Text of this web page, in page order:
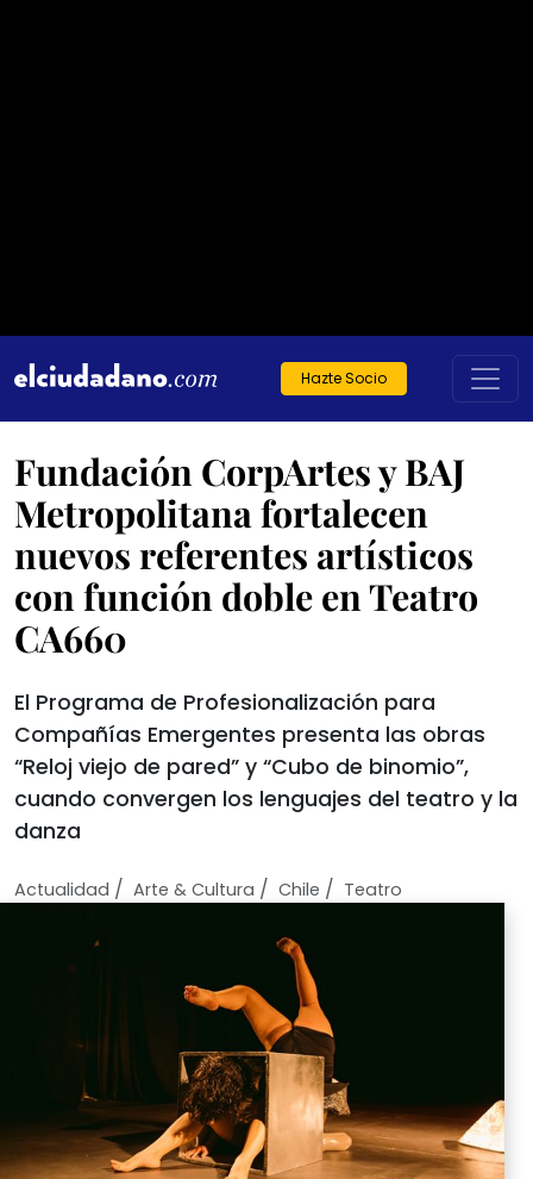
Hazte Socio
Fundación CorpArtes y BAJ
Metropolitana fortalecen
nuevos referentes artísticos
con función doble en Teatro
CA660
El Programa de Profesionalización para
Compañías Emergentes presenta las obras
“Reloj viejo de pared” y “Cubo de binomio”,
cuando convergen los lenguajes del teatro y la
danza
Actualidad / Arte & Cultura / Chile / Teatro